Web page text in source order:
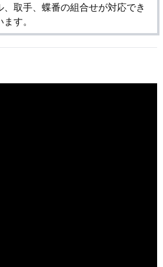
取手、蝶番の組合せが対応でき
す。